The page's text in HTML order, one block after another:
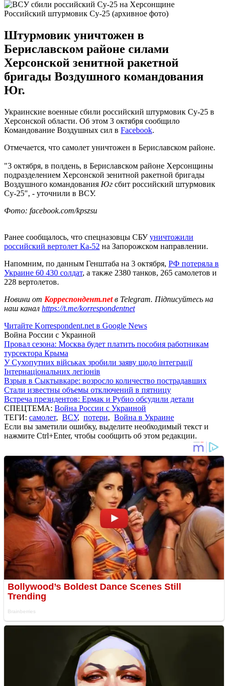
Российский штурмовик Су-25 (архивное фото)
Штурмовик уничтожен в
Бериславском районе силами
Херсонской зенитной ракетной
бригады Воздушного командования
Юг.
Украинские военные сбили российский штурмовик Су-25 в
Херсонской области. Об этом 3 октября сообщило
Командование Воздушных сил в Facebook.
Отмечается, что самолет уничтожен в Бериславском районе.
"3 октября, в полдень, в Бериславском районе Херсонщины
подразделением Херсонской зенитной ракетной бригады
Воздушного командования Юг сбит российский штурмовик
Су-25", - уточнили в ВСУ.
Фото: facebook.com/kpszsu
Ранее сообщалось, что спецназовцы СБУуничтожили
российский вертолет Ка-52 на Запорожском направлении.
Напомним, по данным Генштаба на 3 октября, РФ потеряла в
Украине 60 430 солдат, а также 2380 танков, 265 самолетов и
228 вертолетов.
Новини от Корреспондент.netв Telegram. Підписуйтесь на
наш канал https://t.me/korrespondentnet
Читайте Korrespondent.net в Google News
Война России с Украиной
Провал сезона: Москва будет платить пособия работникам
турсектора Крыма
У Сухопутних військах зробили заяву щодо інтеграції
Інтернаціональних легіонів
Взрыв в Сыктывкаре: возросло количество пострадавших
Стали известны объемы отключений в пятницу
Встреча президентов: Ермак и Рубио обсудили детали
СПЕЦТЕМА: Война России с Украиной
ТЕГИ: самолет, ВСУ, потери, Война в Украине
Если вы заметили ошибку, выделите необходимый текст и
нажмите Ctrl+Enter, чтобы сообщить об этом редакции.